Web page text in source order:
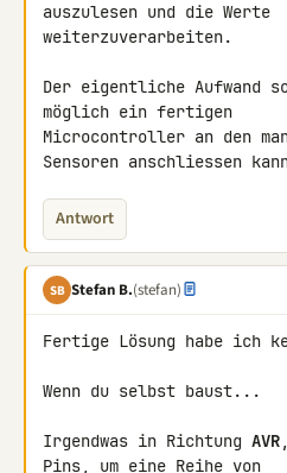
auszulesen und die Werte
weiterzuverarbeiten.
Der eigentliche Aufwand
möglich ein fertigen
Microcontroller an den
Sensoren anschliessen
Antwort
SB Stefan B.(stefan)
Fertige Lösung habe ich
Wenn du selbst baust...
Irgendwas in Richtung AVR